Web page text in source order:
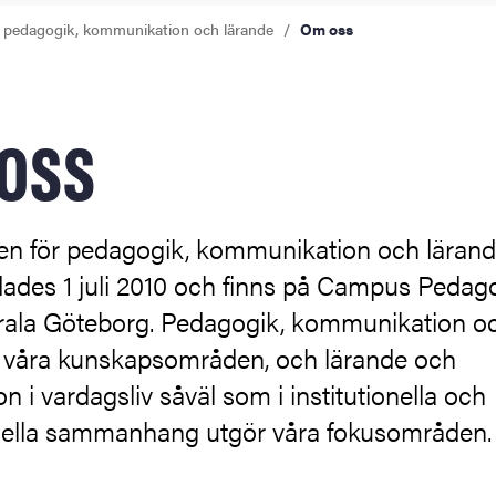
kommunikation och lärande Om oss
för pedagogik, kommunikation och
1 juli 2010 och finns på Campus
Göteborg. Pedagogik, kommunikation
kunskapsområden, och lärande och
i vardagsliv såväl som i institutionella och
sammanhang utgör våra fokusområden.